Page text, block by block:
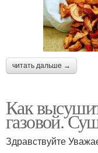
читать дальше →
Как
газовой.